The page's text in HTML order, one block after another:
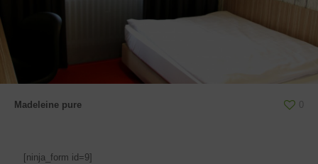
Madeleine pure 0
[ninja_form id=9]